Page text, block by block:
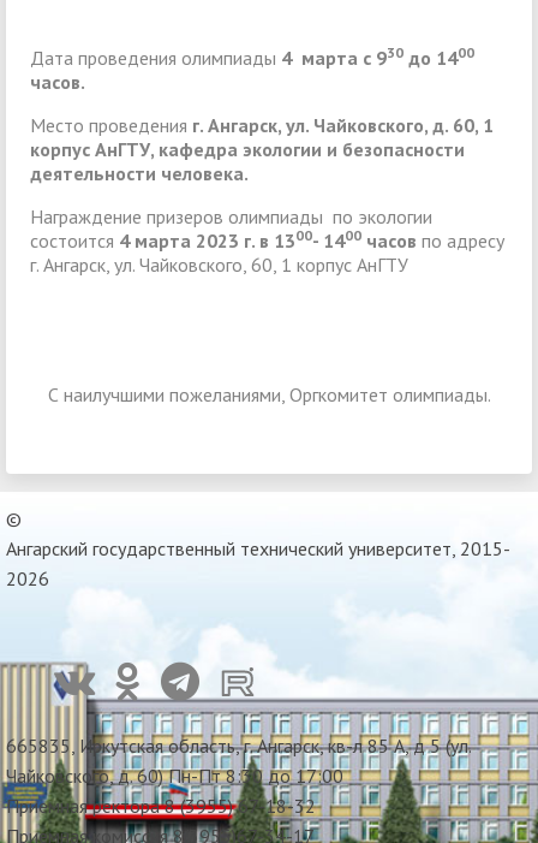
Дата проведения олимпиады 4 марта с 930 до 1400
часов.
Место проведения г. Ангарск, ул. Чайковского, д. 60, 1
корпус АнГТУ, кафедра экологии и безопасности
деятельности человека.
Награждение призеров олимпиады по экологии
состоится 4 марта 2023 г. в 1300- 1400 часов по адресу
г. Ангарск, ул. Чайковского, 60, 1 корпус АнГТУ
С наилучшими пожеланиями, Оргкомитет олимпиады.
©
Ангарский государственный технический университет, 2015-
2026
665835, Иркутская область, г. Ангарск, кв-л 85 А, д 5 (ул.
Чайковского, д. 60) Пн-Пт 8:30 до 17:00
Приемная ректора 8 (3955) 67-18-32
Приемная комиссия 8(3955)67-34-17